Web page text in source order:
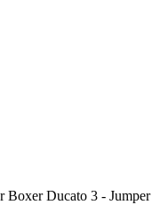
Boxer Ducato 3 - Jumper